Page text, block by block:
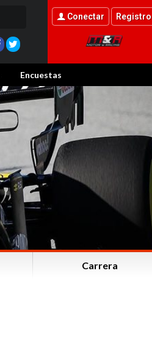
Conectar Registro
Encuestas
Carrera